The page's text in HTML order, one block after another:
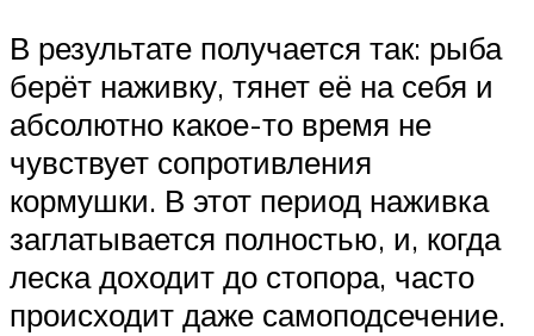
В результате получается так: рыба
берёт наживку, тянет её на себя и
абсолютно какое-то время не
чувствует сопротивления
кормушки. В этот период наживка
заглатывается полностью, и, когда
леска доходит до стопора, часто
происходит даже самоподсечение.